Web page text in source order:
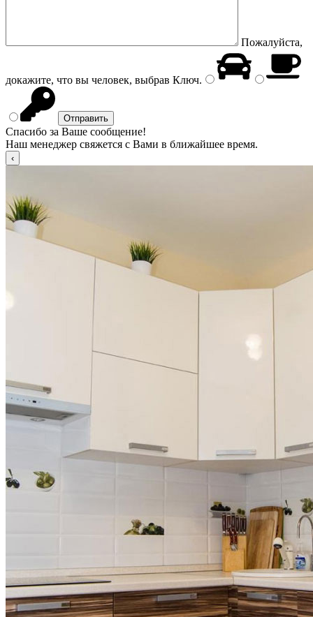
Пожалуйста,
докажите, что вы человек, выбрав Ключ.
Спасибо за Ваше сообщение!
Наш менеджер свяжется с Вами в ближайшее время.